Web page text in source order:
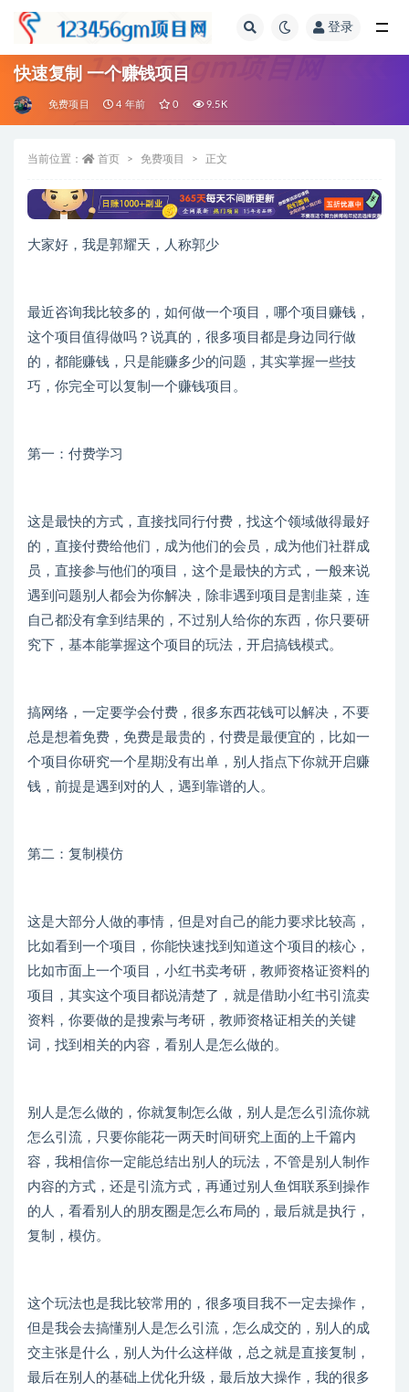
登录
快速复制 一个赚钱项目
免费项目 4 年前 0 9.5K
当前位置： 首页 免费项目 正文
大家好，我是郭耀天，人称郭少
最近咨询我比较多的，如何做一个项目，哪个项目赚钱，
这个项目值得做吗？说真的，很多项目都是身边同行做
的，都能赚钱，只是能赚多少的问题，其实掌握一些技
巧，你完全可以复制一个赚钱项目。
第一：付费学习
这是最快的方式，直接找同行付费，找这个领域做得最好
的，直接付费给他们，成为他们的会员，成为他们社群成
员，直接参与他们的项目，这个是最快的方式，一般来说
遇到问题别人都会为你解决，除非遇到项目是割韭菜，连
自己都没有拿到结果的，不过别人给你的东西，你只要研
究下，基本能掌握这个项目的玩法，开启搞钱模式。
搞网络，一定要学会付费，很多东西花钱可以解决，不要
总是想着免费，免费是最贵的，付费是最便宜的，比如一
个项目你研究一个星期没有出单，别人指点下你就开启赚
钱，前提是遇到对的人，遇到靠谱的人。
第二：复制模仿
这是大部分人做的事情，但是对自己的能力要求比较高，
比如看到一个项目，你能快速找到知道这个项目的核心，
比如市面上一个项目，小红书卖考研，教师资格证资料的
项目，其实这个项目都说清楚了，就是借助小红书引流卖
资料，你要做的是搜索与考研，教师资格证相关的关键
词，找到相关的内容，看别人是怎么做的。
别人是怎么做的，你就复制怎么做，别人是怎么引流你就
怎么引流，只要你能花一两天时间研究上面的上千篇内
容，我相信你一定能总结出别人的玩法，不管是别人制作
内容的方式，还是引流方式，再通过别人鱼饵联系到操作
的人，看看别人的朋友圈是怎么布局的，最后就是执行，
复制，模仿。
这个玩法也是我比较常用的，很多项目我不一定去操作，
但是我会去搞懂别人是怎么引流，怎么成交的，别人的成
交主张是什么，别人为什么这样做，总之就是直接复制，
最后在别人的基础上优化升级，最后放大操作，我的很多